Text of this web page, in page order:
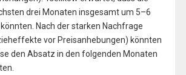
drei Monaten insgesamt um 5–6
Nach der starken Nachfrage
vor Preisanhebungen) könnten
den Absatz in den folgenden Monaten